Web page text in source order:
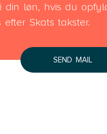
København
København
Helsingør
din løn, hvis du
Skats takster.
SEND MAIL